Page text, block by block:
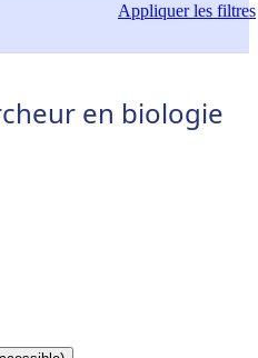
Appliquerles filtres
en biologie